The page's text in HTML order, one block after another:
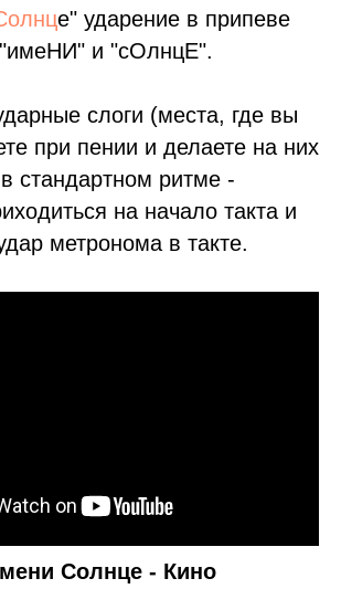
е" ударение в припеве
и "сОлнцЕ".
слоги (места, где вы
при пении и делаете на них
стандартном ритме -
на начало такта и
метронома в такте.
Солнце - Кино